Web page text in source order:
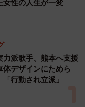
好きだった。「フ
ホームステイして
たら保護猫を飼お
女性の人生が一変
力派歌手、熊本へ支援
デザインにためら
行動され立派」